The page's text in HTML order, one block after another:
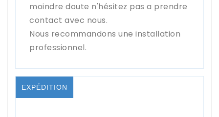
moindre doute n'hésitez pas a prendre
contact avec nous.
Nous recommandons une installation
professionnel.
EXPÉDITION